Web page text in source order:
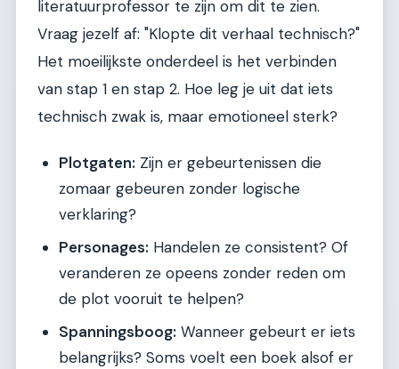
literatuurprofessor te zijn om dit te zien.
Vraag jezelf af: "Klopte dit verhaal technisch?"
Het moeilijkste onderdeel is het verbinden
van stap 1 en stap 2. Hoe leg je uit dat iets
technisch zwak is, maar emotioneel sterk?
Plotgaten: Zijn er gebeurtenissen die
zomaar gebeuren zonder logische
verklaring?
Personages: Handelen ze consistent? Of
veranderen ze opeens zonder reden om
de plot vooruit te helpen?
Spanningsboog: Wanneer gebeurt er iets
belangrijks? Soms voelt een boek alsof er